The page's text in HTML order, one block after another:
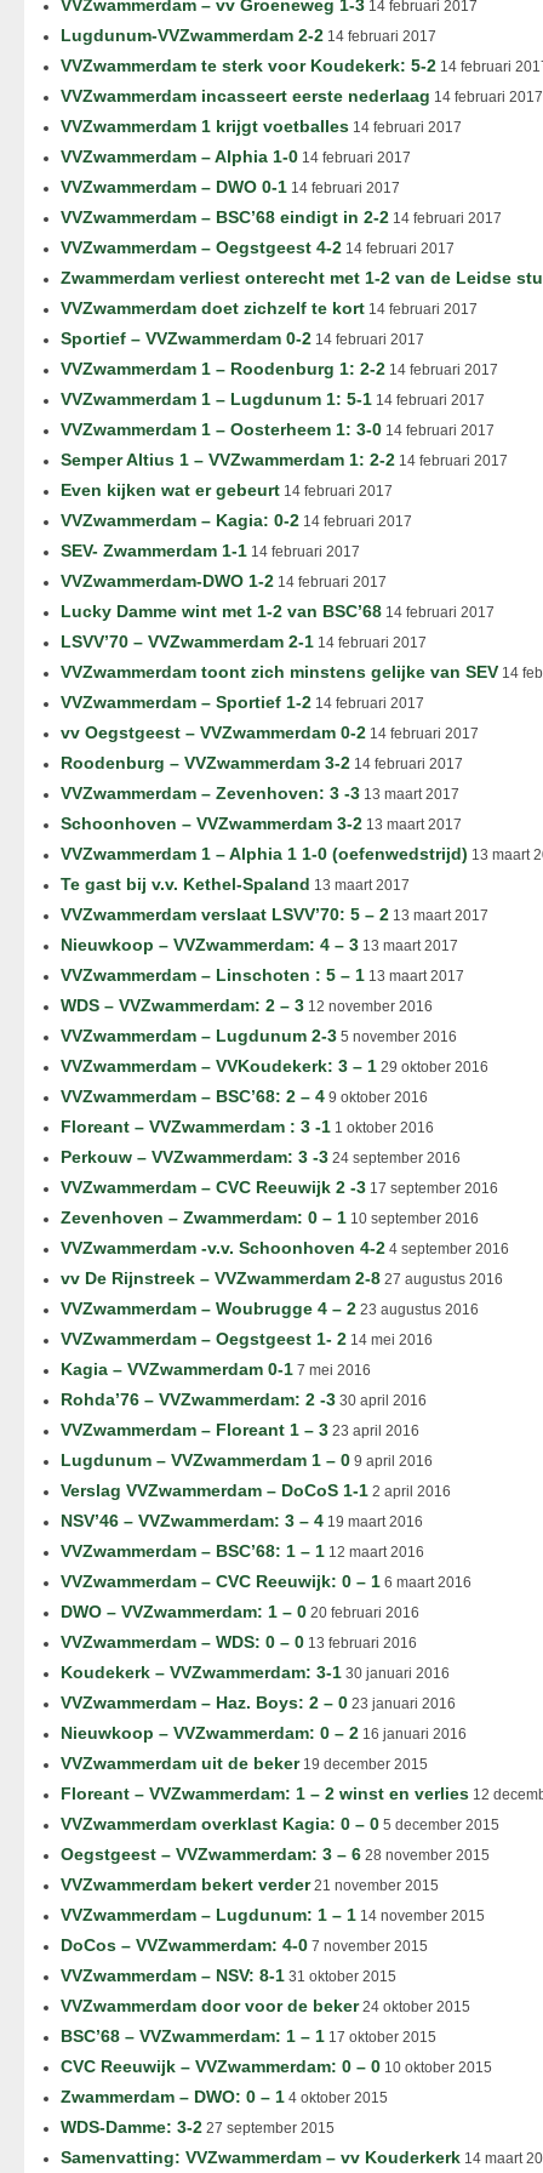
VVZwammerdam – vv Groeneweg 1-3 14 februari 2017
Lugdunum-VVZwammerdam 2-2 14 februari 2017
VVZwammerdam te sterk voor Koudekerk: 5-2 14 februari
VVZwammerdam incasseert eerste nederlaag 14 februari 2017
VVZwammerdam 1 krijgt voetballes 14 februari 2017
VVZwammerdam – Alphia 1-0 14 februari 2017
VVZwammerdam – DWO 0-1 14 februari 2017
VVZwammerdam – BSC’68 eindigt in 2-2 14 februari 2017
VVZwammerdam – Oegstgeest 4-2 14 februari 2017
Zwammerdam verliest onterecht met 1-2 van de Leidse
VVZwammerdam doet zichzelf te kort 14 februari 2017
Sportief – VVZwammerdam 0-2 14 februari 2017
VVZwammerdam 1 – Roodenburg 1: 2-2 14 februari 2017
VVZwammerdam 1 – Lugdunum 1: 5-1 14 februari 2017
VVZwammerdam 1 – Oosterheem 1: 3-0 14 februari 2017
Semper Altius 1 – VVZwammerdam 1: 2-2 14 februari 2017
Even kijken wat er gebeurt 14 februari 2017
VVZwammerdam – Kagia: 0-2 14 februari 2017
SEV- Zwammerdam 1-1 14 februari 2017
VVZwammerdam-DWO 1-2 14 februari 2017
Lucky Damme wint met 1-2 van BSC’68 14 februari 2017
LSVV’70 – VVZwammerdam 2-1 14 februari 2017
VVZwammerdam toont zich minstens gelijke van SEV 14
VVZwammerdam – Sportief 1-2 14 februari 2017
vv Oegstgeest – VVZwammerdam 0-2 14 februari 2017
Roodenburg – VVZwammerdam 3-2 14 februari 2017
VVZwammerdam – Zevenhoven: 3 -3 13 maart 2017
Schoonhoven – VVZwammerdam 3-2 13 maart 2017
VVZwammerdam 1 – Alphia 1 1-0 (oefenwedstrijd) 13 maart
Te gast bij v.v. Kethel-Spaland 13 maart 2017
VVZwammerdam verslaat LSVV’70: 5 – 2 13 maart 2017
Nieuwkoop – VVZwammerdam: 4 – 3 13 maart 2017
VVZwammerdam – Linschoten : 5 – 1 13 maart 2017
WDS – VVZwammerdam: 2 – 3 12 november 2016
VVZwammerdam – Lugdunum 2-3 5 november 2016
VVZwammerdam – VVKoudekerk: 3 – 1 29 oktober 2016
VVZwammerdam – BSC’68: 2 – 4 9 oktober 2016
Floreant – VVZwammerdam : 3 -1 1 oktober 2016
Perkouw – VVZwammerdam: 3 -3 24 september 2016
VVZwammerdam – CVC Reeuwijk 2 -3 17 september 2016
Zevenhoven – Zwammerdam: 0 – 1 10 september 2016
VVZwammerdam -v.v. Schoonhoven 4-2 4 september 2016
vv De Rijnstreek – VVZwammerdam 2-8 27 augustus 2016
VVZwammerdam – Woubrugge 4 – 2 23 augustus 2016
VVZwammerdam – Oegstgeest 1- 2 14 mei 2016
Kagia – VVZwammerdam 0-1 7 mei 2016
Rohda’76 – VVZwammerdam: 2 -3 30 april 2016
VVZwammerdam – Floreant 1 – 3 23 april 2016
Lugdunum – VVZwammerdam 1 – 0 9 april 2016
Verslag VVZwammerdam – DoCoS 1-1 2 april 2016
NSV’46 – VVZwammerdam: 3 – 4 19 maart 2016
VVZwammerdam – BSC’68: 1 – 1 12 maart 2016
VVZwammerdam – CVC Reeuwijk: 0 – 1 6 maart 2016
DWO – VVZwammerdam: 1 – 0 20 februari 2016
VVZwammerdam – WDS: 0 – 0 13 februari 2016
Koudekerk – VVZwammerdam: 3-1 30 januari 2016
VVZwammerdam – Haz. Boys: 2 – 0 23 januari 2016
Nieuwkoop – VVZwammerdam: 0 – 2 16 januari 2016
VVZwammerdam uit de beker19 december 2015
Floreant – VVZwammerdam: 1 – 2 winst en verlies 12
VVZwammerdam overklast Kagia: 0 – 0 5 december 2015
Oegstgeest – VVZwammerdam: 3 – 6 28 november 2015
VVZwammerdam bekert verder21 november 2015
VVZwammerdam – Lugdunum: 1 – 1 14 november 2015
DoCos – VVZwammerdam: 4-0 7 november 2015
VVZwammerdam – NSV: 8-1 31 oktober 2015
VVZwammerdam door voor de beker24 oktober 2015
BSC’68 – VVZwammerdam: 1 – 1 17 oktober 2015
CVC Reeuwijk – VVZwammerdam: 0 – 0 10 oktober 2015
Zwammerdam – DWO: 0 – 1 4 oktober 2015
WDS-Damme: 3-2 27 september 2015
Samenvatting: VVZwammerdam – vv Kouderkerk 14 maart